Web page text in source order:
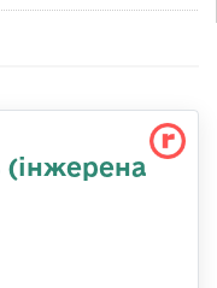
(інжерена